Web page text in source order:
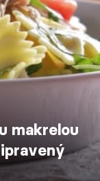
makrelou